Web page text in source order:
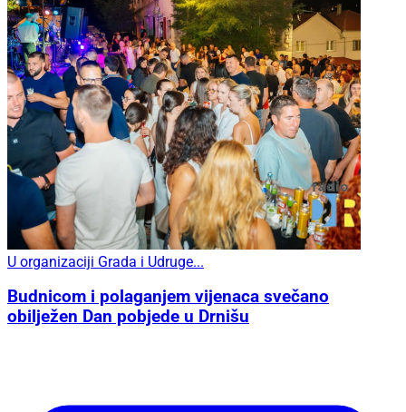
U organizaciji Grada i Udruge...
Budnicom i polaganjem vijenaca svečano
obilježen Dan pobjede u Drnišu